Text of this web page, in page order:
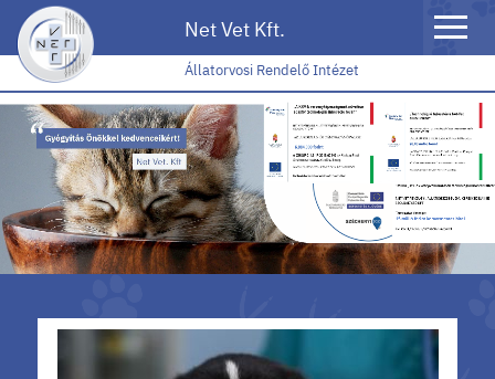
Net Vet Kft.
Toggle
Állatorvosi Rendelő Intézet